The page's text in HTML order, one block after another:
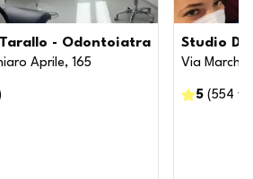
- Odontoiatra
Aprile, 165
)
Studio
Via
5 (554